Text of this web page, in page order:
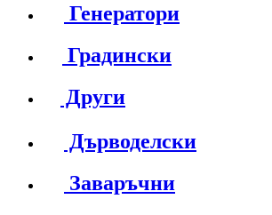
Генератори
Градински
Други
Дърводелски
Заваръчни